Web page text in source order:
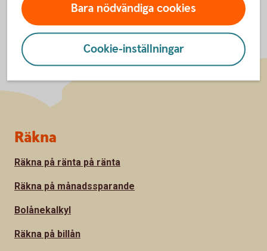
Bara nödvändiga cookies
Cookie-inställningar
Sidfot
Räkna
Räkna på ränta på ränta
Räkna på månadssparande
Bolånekalkyl
Räkna på billån